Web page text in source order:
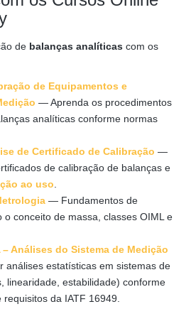
de balanças analíticas com os
de Equipamentos e
— Aprenda os procedimentos
analíticas conforme normas
de Certificado de Calibração —
de calibração de balanças e
ao uso
— Fundamentos de
o conceito de massa, classes OIML e
Análises do Sistema de Medição
análises estatísticas em sistemas de
linearidade, estabilidade) conforme
da IATF 16949.